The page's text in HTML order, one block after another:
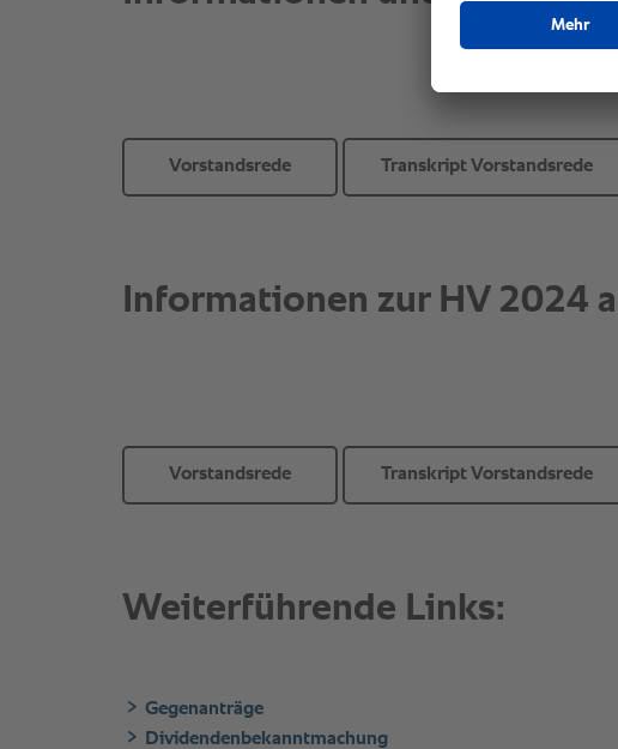
Vorstandsrede Transkript Vorstandsrede
Vorstandsrede Transkript Vorstandsrede